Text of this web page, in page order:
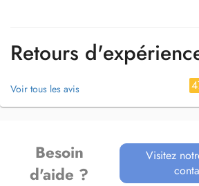
Retours
Voir tous les avis
Besoin
d'aide ?
Visitez